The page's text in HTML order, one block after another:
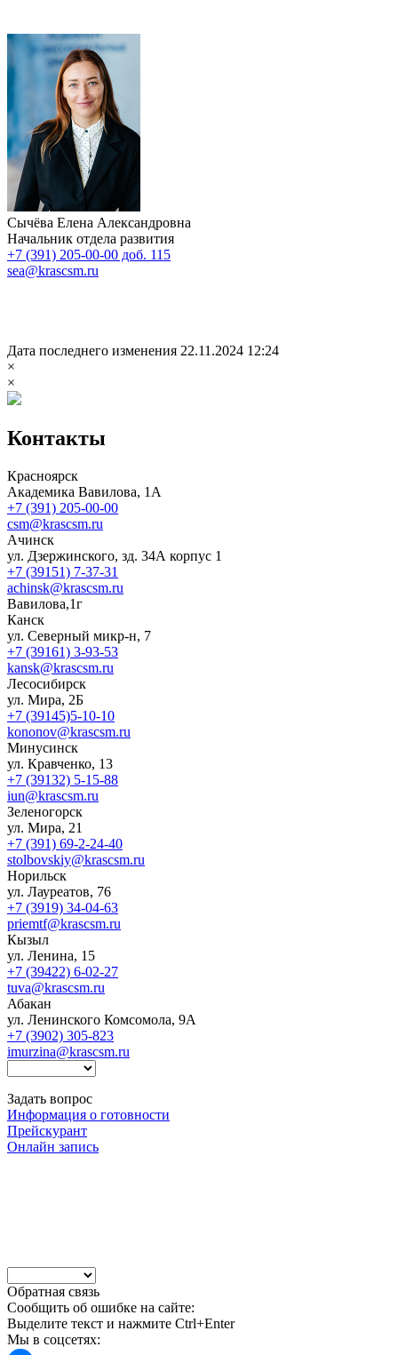
Сычёва Елена Александровна
Начальник отдела развития
+7 (391) 205-00-00 доб. 115
sea@krascsm.ru
Дата последнего изменения 22.11.2024 12:24
×
×
Контакты
Красноярск
Академика Вавилова, 1А
+7 (391) 205-00-00
csm@krascsm.ru
Ачинск
ул. Дзержинского, зд. 34А корпус 1
+7 (39151) 7-37-31
achinsk@krascsm.ru
Вавилова,1г
Канск
ул. Северный микр-н, 7
+7 (39161) 3-93-53
kansk@krascsm.ru
Лесосибирск
ул. Мира, 2Б
+7 (39145)5-10-10
kononov@krascsm.ru
Минусинск
ул. Кравченко, 13
+7 (39132) 5-15-88
iun@krascsm.ru
Зеленогорск
ул. Мира, 21
+7 (391) 69-2-24-40
stolbovskiy@krascsm.ru
Норильск
ул. Лауреатов, 76
+7 (3919) 34-04-63
priemtf@krascsm.ru
Кызыл
ул. Ленина, 15
+7 (39422) 6-02-27
tuva@krascsm.ru
Абакан
ул. Ленинского Комсомола, 9А
+7 (3902) 305-823
imurzina@krascsm.ru
Задать вопрос
Информация о готовности
Прейскурант
Онлайн запись
Обратная связь
Сообщить об ошибке на сайте:
Выделите текст и нажмите Ctrl+Enter
Мы в соцсетях: